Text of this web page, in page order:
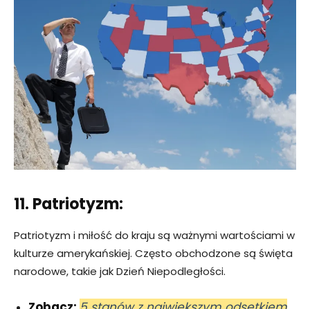
11. Patriotyzm:
Patriotyzm i miłość do kraju są ważnymi wartościami w
kulturze amerykańskiej. Często obchodzone są święta
narodowe, takie jak Dzień Niepodległości.